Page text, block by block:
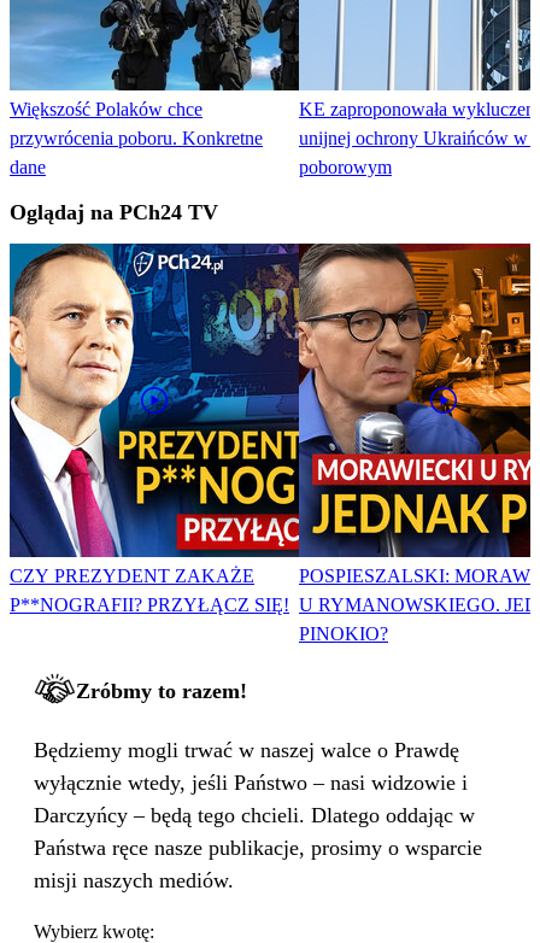
Większość Polaków chce
przywrócenia poboru. Konkretne
dane
KE zaproponowała
unijnej ochrony Ukraińców w
poborowym
Oglądaj na PCh24 TV
CZY PREZYDENT ZAKAŻE
P**NOGRAFII? PRZYŁĄCZ SIĘ!
POSPIESZALSKI:
U RYMANOWSKIEGO.
PINOKIO?
Zróbmy to razem!
Będziemy mogli trwać w naszej walce o Prawdę
wyłącznie wtedy, jeśli Państwo – nasi widzowie i
Darczyńcy – będą tego chcieli. Dlatego oddając w
Państwa ręce nasze publikacje, prosimy o wsparcie
misji naszych mediów.
Wybierz kwotę: